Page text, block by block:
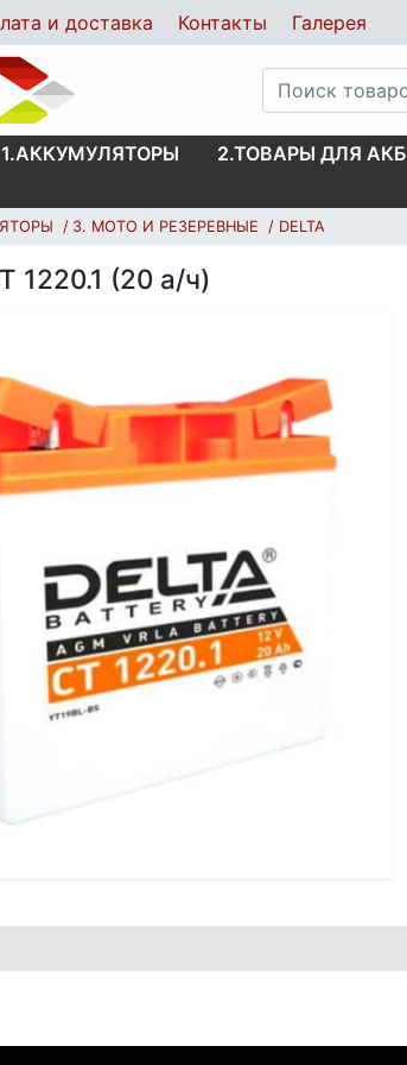
и доставка Контакты Галерея
1.АККУМУЛЯТОРЫ 2.ТОВАРЫ ДЛЯ АКБ
3. MOTO И РЕЗЕРЕВНЫЕ DELTA
1220.1 (20 а/ч)